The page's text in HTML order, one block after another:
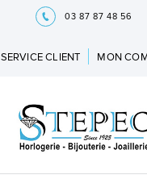
03 87 87 48 56
SERVICE CLIENT MON